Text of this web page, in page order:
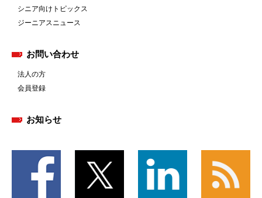
シニア向けトピックス
ジーニアスニュース
お問い合わせ
法人の方
会員登録
お知らせ